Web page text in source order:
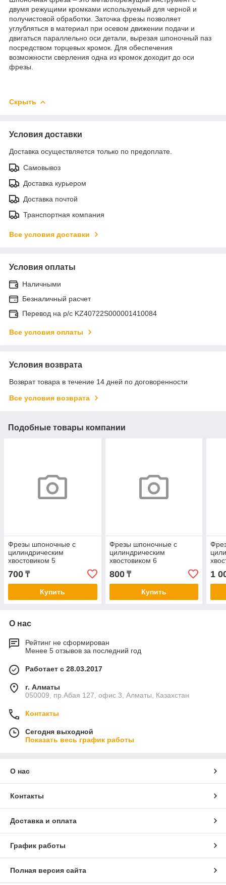
двумя режущими кромками используемый для черной и
получистовой обработки. Заточка фрезы позволяет
углубляться в материал при осевом движении подачи и
двигаться параллельно оси детали, вырезая шпоночный паз
посредством торцевых кромок. Для обеспечения
возможности сверления одна из кромок доходит до оси
фрезы.
Скрыть
Условия доставки
Доставка осуществляется только по предоплате.
Самовывоз
Доставка курьером
Доставка почтой
Транспортная компания
Все условия доставки
Условия оплаты
Наличными
Безналичный расчет
Перевод на р/с KZ40722S000001410084
Все условия оплаты
Условия возврата
Возврат товара в течение 14 дней по договоренности
Все условия возврата
Подобные товары компании
Фрезы шпоночные с
цилиндрическим
хвостовиком 5
700 ₸
Купить
Фрезы шпоночные с
цилиндрическим
хвостовиком 6
800₸
Купить
1
О нас
Рейтинг не сформирован
Менее 5 отзывов за последний год
Работает с 28.03.2017
г. Алматы
050009, пр.Абая 127, офис 3, Алматы, Казахстан
Контакты
Сегодня выходной
Показать весь график работы
О нас
Контакты
Доставка и оплата
График работы
Полная версия сайта